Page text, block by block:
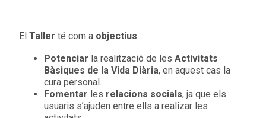
El Taller té com a objectius:
Potenciar la realització de les Activitats
Bàsiques de la Vida Diària, en aquest cas la
cura personal.
Fomentar les relacions socials, ja que els
usuaris s’ajuden entre ells a realizar les